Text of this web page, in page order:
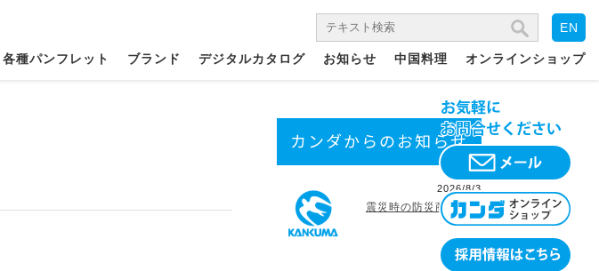
EN
各種パンフレット ブランド デジタルカタログ お知らせ 中国料理 オンラインショップ
カンダからのお知らせ
2026/8/3
震災時の防災商品